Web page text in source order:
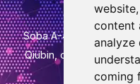
content
analyze
coming
Soba A-4-420, 4. kat,
Qiubin, okrug